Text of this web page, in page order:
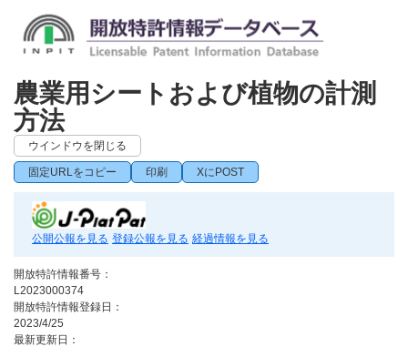
農業用シートおよび植物の計測
方法
ウインドウを閉じる
固定URLをコピー 印刷 XにPOST
公開公報を見る 登録公報を見る 経過情報を見る
開放特許情報番号：
L2023000374
開放特許情報登録日：
2023/4/25
最新更新日：